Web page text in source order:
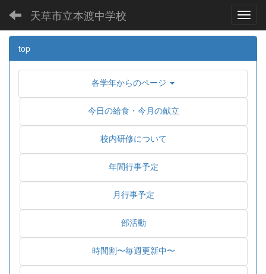
天草市立本渡中学校
top
各学年からのページ
今日の給食・今月の献立
校内研修について
年間行事予定
月行事予定
部活動
時間割〜毎週更新中〜